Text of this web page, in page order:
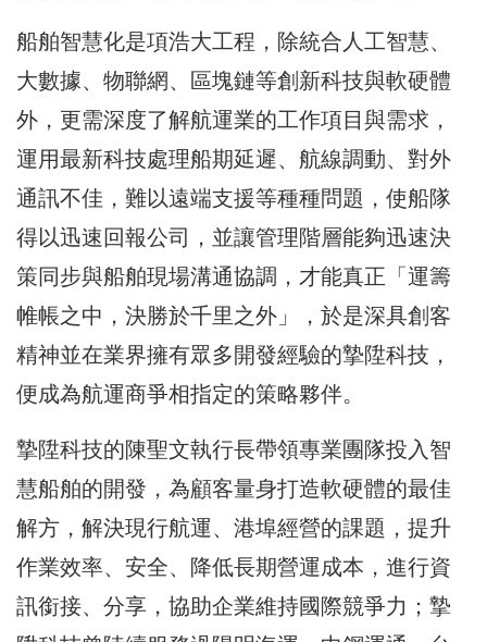
船舶智慧化是項浩大工程，除統合人工智慧、
大數據、物聯網、區塊鏈等創新科技與軟硬體
外，更需深度了解航運業的工作項目與需求，
運用最新科技處理船期延遲、航線調動、對外
通訊不佳，難以遠端支援等種種問題，使船隊
得以迅速回報公司，並讓管理階層能夠迅速決
策同步與船舶現場溝通協調，才能真正「運籌
帷帳之中，決勝於千里之外」，於是深具創客
精神並在業界擁有眾多開發經驗的摯陞科技，
便成為航運商爭相指定的策略夥伴。
摯陞科技的陳聖文執行長帶領專業團隊投入智
慧船舶的開發，為顧客量身打造軟硬體的最佳
解方，解決現行航運、港埠經營的課題，提升
作業效率、安全、降低長期營運成本，進行資
訊銜接、分享，協助企業維持國際競爭力；摯